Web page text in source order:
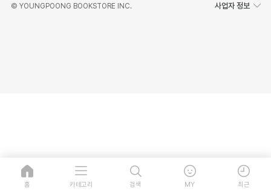
© YOUNGPOONG BOOKSTORE INC. 사업자 정보
홈 카테고리 검색 MY 최근